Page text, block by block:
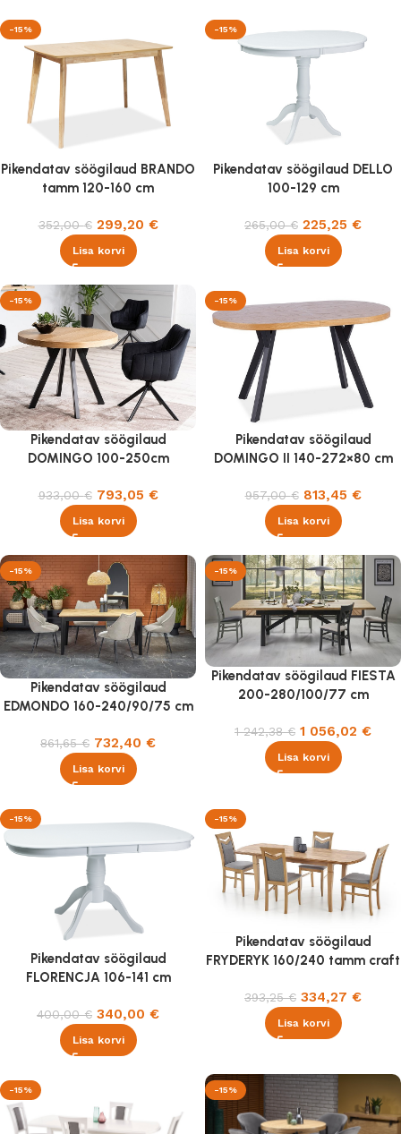
-15%
Pikendatav söögilaud BRANDO
tamm 120-160 cm
352,00€ 299,20 €
Lisa korvi
-15%
Pikendatav söögilaud DELLO
100-129 cm
265,00€ 225,25 €
Lisa korvi
-15%
Pikendatav söögilaud
DOMINGO 100-250cm
933,00€ 793,05 €
Lisa korvi
-15%
Pikendatav söögilaud
DOMINGO II 140-272×80 cm
957,00€ 813,45 €
Lisa korvi
-15%
Pikendatav söögilaud
EDMONDO 160-240/90/75 cm
861,65€ 732,40 €
Lisa korvi
-15%
Pikendatav söögilaud FIESTA
200-280/100/77 cm
1 242,38€ 1 056,02 €
Lisa korvi
-15%
Pikendatav söögilaud
FLORENCJA 106-141 cm
400,00€ 340,00 €
Lisa korvi
-15%
Pikendatav söögilaud
FRYDERYK 160/240 tamm craft
393,25€ 334,27 €
Lisa korvi
-15% -15%